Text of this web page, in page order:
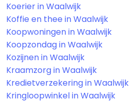
Koerier in Waalwijk
Koffie en thee in Waalwijk
Koopwoningen in Waalwijk
Koopzondag in Waalwijk
Kozijnen in Waalwijk
Kraamzorg in Waalwijk
Kredietverzekering in Waalwijk
Kringloopwinkel in Waalwijk